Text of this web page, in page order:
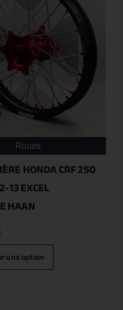
Roues
HONDA CRF 250
13 EXCEL
HAAN
une option